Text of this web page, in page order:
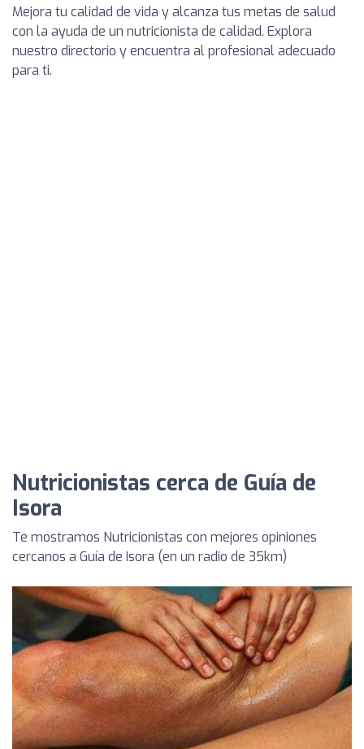
Mejora tu calidad de vida y alcanza tus metas de salud
con la ayuda de un nutricionista de calidad. Explora
nuestro directorio y encuentra al profesional adecuado
para ti.
Nutricionistas cerca de Guía de
Isora
Te mostramos Nutricionistas con mejores opiniones
cercanos a Guía de Isora (en un radio de 35km)